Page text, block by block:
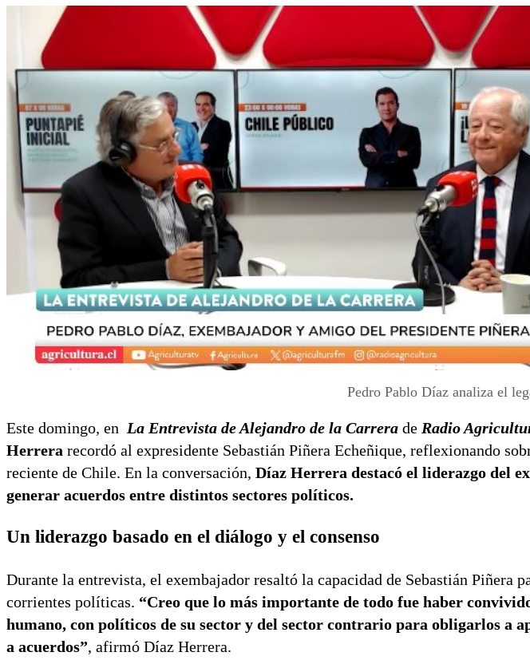
Pedro Pablo Díaz analiza el
Este domingo, en La Entrevista de Alejandro de la Carrera de Radio
Herrera recordó al expresidente Sebastián Piñera Echeñique, reflexionando
reciente de Chile. En la conversación, Díaz Herrera destacó el liderazgo del
generar acuerdos entre distintos sectores políticos.
Un liderazgo basado en el diálogo y el consenso
Durante la entrevista, el exembajador resaltó la capacidad de Sebastián Piñera
corrientes políticas. “Creo que lo más importante de todo fue haber
humano, con políticos de su sector y del sector contrario para obligarlos a
a acuerdos”, afirmó Díaz Herrera.